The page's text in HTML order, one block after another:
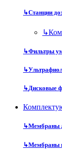
↳Станции
↳
↳Фильтры
↳
↳Дисковые
↳Мембраны
↳Мембраны